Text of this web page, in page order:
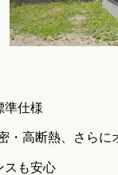
準仕様
・高断熱、さらに
スも安心